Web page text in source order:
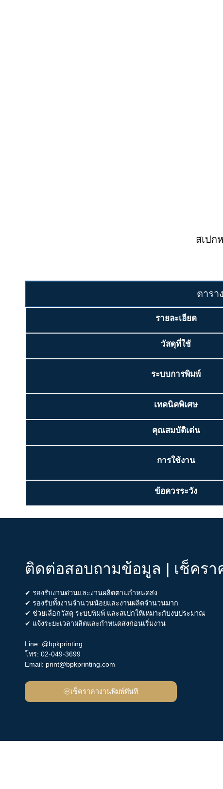
สเปก
ตารา
รายละเอียด
วัสดุที่ใช้
ระบบการพิมพ์
เทคนิคพิเศษ
คุณสมบัติเด่น
การใช้งาน
ข้อควรระวัง
ติดต่อสอบถามข้อมูล | เช็ครา
✔ รองรับงานด่วนและงานผลิตตามกำหนดส่ง
✔ รองรับทั้งงานจำนวนน้อยและงานผลิตจำนวนมาก
✔ ช่วยเลือกวัสดุ ระบบพิมพ์ และสเปกให้เหมาะกับงบประมาณ
✔ แจ้งระยะเวลาผลิตและกำหนดส่งก่อนเริ่มงาน
Line: @bpkprinting
โทร: 02-049-3699
Email: print@bpkprinting.com
เช็คราคางานพิมพ์ทันที